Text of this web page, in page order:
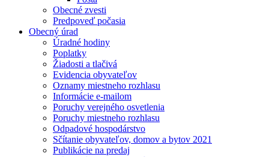
Obecné zvesti
Predpoveď počasia
Obecný úrad
Úradné hodiny
Poplatky
Žiadosti a tlačivá
Evidencia obyvateľov
Oznamy miestneho rozhlasu
Informácie e-mailom
Poruchy verejného osvetlenia
Poruchy miestneho rozhlasu
Odpadové hospodárstvo
Sčítanie obyvateľov, domov a bytov 2021
Publikácie na predaj